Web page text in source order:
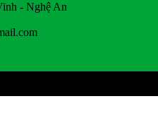
- Nghệ An